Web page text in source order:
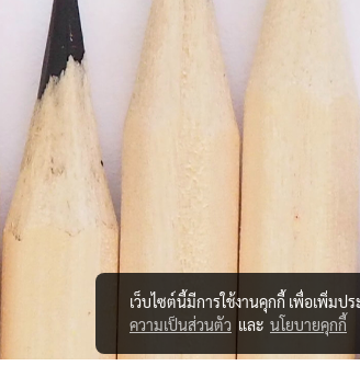
เว็บไซต์นี้มีการใช้งานคุกกี้ เพื่อเพิ่ม
ความเป็นส่วนตัว และ นโยบายคุกกี้